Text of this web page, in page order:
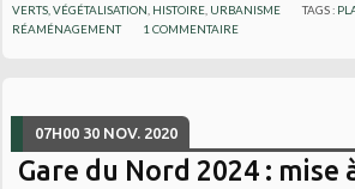
VERTS, VÉGÉTALISATION HISTOIRE URBANISME TAGS :
RÉAMÉNAGEMENT
1 COMMENTAIRE
07H00 30 NOV. 2020
Gare du Nord 2024 : mise